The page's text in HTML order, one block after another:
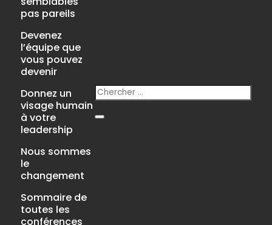
pas pareils
Devenez
l’équipe que
vous pouvez
devenir
Donnez un
visage humain
à votre
leadership
Nous sommes
le
changement
Sommaire de
toutes les
conférences